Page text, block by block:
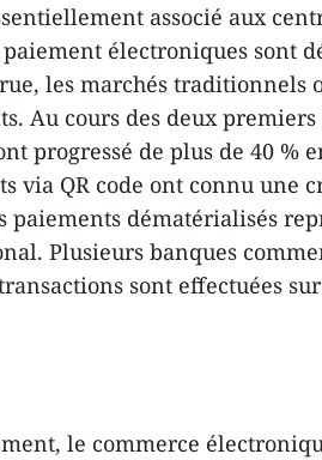
associé aux
paiement électroniques sont
les marchés traditionnels
Au cours des deux
progressé de plus de 40
via QR code ont connu une
paiements dématérialisés
Plusieurs banques
sont effectuées
le commerce